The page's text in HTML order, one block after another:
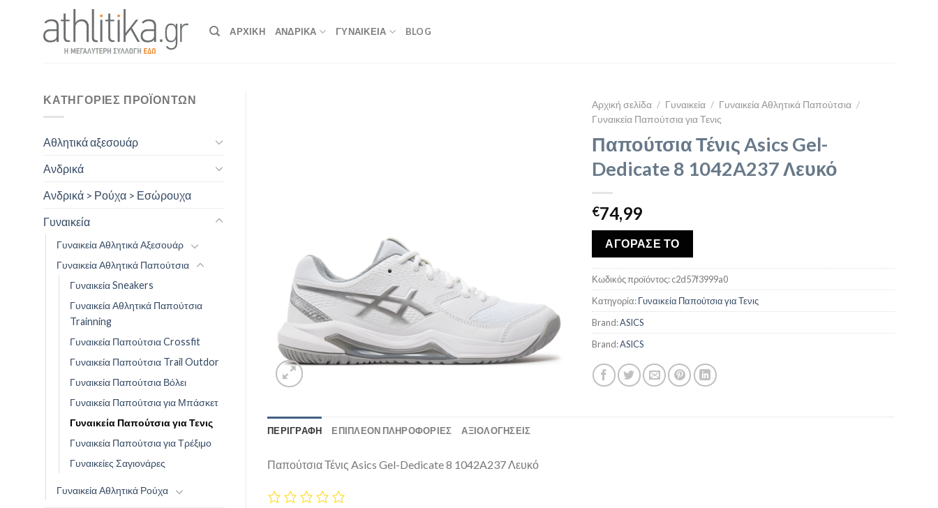
ΑΡΧΙΚΉ ΑΝΔΡΙΚΑ ΓΥΝΑΙΚΕΙΑ BLOG
ΚΑΤΗΓΟΡΊΕΣ ΠΡΟΪΌΝΤΩΝ
Αθλητικά αξεσουάρ
Ανδρικά
Ανδρικά > Ρούχα > Εσώρουχα
Γυναικεία
Γυναικεία Αθλητικά Αξεσουάρ
Γυναικεία Αθλητικά Παπούτσια
Γυναικεία Sneakers
Γυναικεία Αθλητικά Παπούτσια
Trainning
Γυναικεία Παπούτσια Crossfit
Γυναικεία Παπούτσια Trail Outdor
Γυναικεία Παπούτσια Βόλει
Γυναικεία Παπούτσια για Μπάσκετ
Γυναικεία Παπούτσια για Τενις
Γυναικεία Παπούτσια για Τρέξιμο
Γυναικείες Σαγιονάρες
Γυναικεία Αθλητικά Ρούχα
Αρχική σελίδα / Γυναικεία / Γυναικεία Αθλητικά Παπούτσια /
Γυναικεία Παπούτσια για Τενις
Παπούτσια Τένις Asics Gel-
Dedicate 8 1042A237 Λευκό
€74,99
ΑΓΟΡΑΣΕ ΤΟ
Κωδικός προϊόντος:c2d57f3999a0
Κατηγορία:Γυναικεία Παπούτσια για Τενις
Brand:ASICS
Brand:ASICS
ΠΕΡΙΓΡΑΦΉ ΕΠΙΠΛΈΟΝ ΠΛΗΡΟΦΟΡΊΕΣ ΑΞΙΟΛΟΓΗΣΕΙΣ
Παπούτσια Τένις Asics Gel-Dedicate 8 1042A237 Λευκό